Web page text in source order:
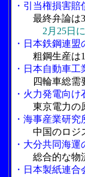
・引当権損害
最終弁論は
2月25日
・日本鉄鋼連
粗鋼生産は
・日本自動車
四輪車総需
・火力発電向
東京電力の
・海事産業研
中国のロジ
・大分共同海
総合的な物
・日本製紙連